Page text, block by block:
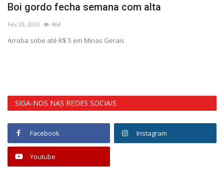
Boi gordo fecha semana com alta
Fev 20, 2026 464
Arroba sobe até R$ 5 em Minas Gerais
SIGA-NOS NAS REDES SOCIAIS
Facebook Instagram
Youtube